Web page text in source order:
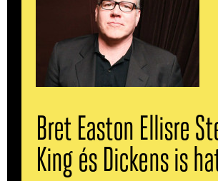
Bret Easton Ellisre
King és Dickens is